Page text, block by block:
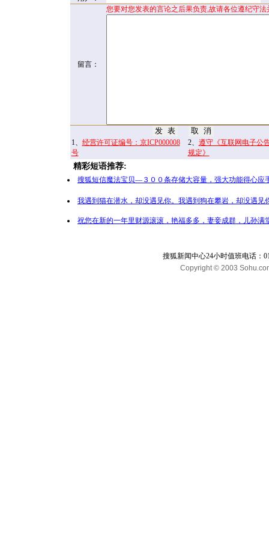
留言：
您要对您发表的言论之后果负责,故请各位遵纪守
1、 经营许可证编号：京ICP000008
号
2、 遵守《互联网电子公
规定》
精彩短语推荐:
搜狐短信魔法宝贝—３００条存储大容量，强大功能得心应
我遇到猫在潜水，却没遇见你。我遇到狗在攀岩，却没遇
祝您在新的一年里财源滚滚，艳福多多，妻妾成群，儿孙
搜狐新闻中心24小时值班电话：
Copyright © 2003